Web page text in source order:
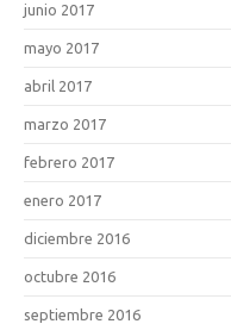
junio 2017
mayo 2017
abril 2017
marzo 2017
febrero 2017
enero 2017
diciembre 2016
octubre 2016
septiembre 2016